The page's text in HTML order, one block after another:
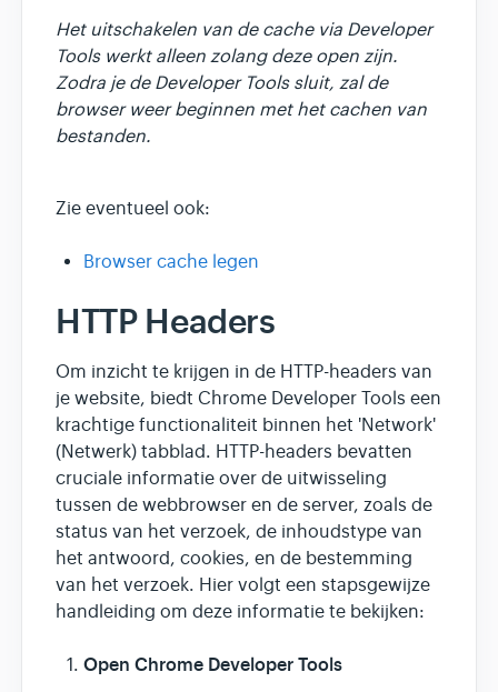
Het uitschakelen van de cache via Developer
Tools werkt alleen zolang deze open zijn.
Zodra je de Developer Tools sluit, zal de
browser weer beginnen met het cachen van
bestanden.
Zie eventueel ook:
Browser cache legen
HTTP Headers
Om inzicht te krijgen in de HTTP-headers van
je website, biedt Chrome Developer Tools een
krachtige functionaliteit binnen het 'Network'
(Netwerk) tabblad. HTTP-headers bevatten
cruciale informatie over de uitwisseling
tussen de webbrowser en de server, zoals de
status van het verzoek, de inhoudstype van
het antwoord, cookies, en de bestemming
van het verzoek. Hier volgt een stapsgewijze
handleiding om deze informatie te bekijken:
Open Chrome Developer Tools